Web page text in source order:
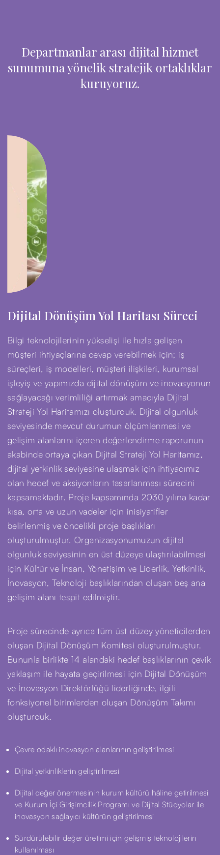
Departmanlar arası dijital hizmet
sunumuna yönelik stratejik ortaklıklar
kuruyoruz.
Dijital Dönüşüm Yol Haritası Süreci
Bilgi teknolojilerinin yükselişi ile hızla gelişen
müşteri ihtiyaçlarına cevap verebilmek için; iş
süreçleri, iş modelleri, müşteri ilişkileri, kurumsal
işleyiş ve yapımızda dijital dönüşüm ve inovasyonun
sağlayacağı verimliliği artırmak amacıyla Dijital
Strateji Yol Haritamızı oluşturduk. Dijital olgunluk
seviyesinde mevcut durumun ölçümlenmesi ve
gelişim alanlarını içeren değerlendirme raporunun
akabinde ortaya çıkan Dijital Strateji Yol Haritamız,
dijital yetkinlik seviyesine ulaşmak için ihtiyacımız
olan hedef ve aksiyonların tasarlanması sürecini
kapsamaktadır. Proje kapsamında 2030 yılına kadar
kısa, orta ve uzun vadeler için inisiyatifler
belirlenmiş ve öncelikli proje başlıkları
oluşturulmuştur. Organizasyonumuzun dijital
olgunluk seviyesinin en üst düzeye ulaştırılabilmesi
için Kültür ve İnsan, Yönetişim ve Liderlik, Yetkinlik,
İnovasyon, Teknoloji başlıklarından oluşan beş ana
gelişim alanı tespit edilmiştir.
Proje sürecinde ayrıca tüm üst düzey yöneticilerden
oluşan Dijital Dönüşüm Komitesi oluşturulmuştur.
Bununla birlikte 14 alandaki hedef başlıklarının çevik
yaklaşım ile hayata geçirilmesi için Dijital Dönüşüm
ve İnovasyon Direktörlüğü liderliğinde, ilgili
fonksiyonel birimlerden oluşan Dönüşüm Takımı
oluşturduk.
Çevre odaklı inovasyon alanlarının geliştirilmesi
Dijital yetkinliklerin geliştirilmesi
Dijital değer önermesinin kurum kültürü hâline getirilmesi
ve Kurum İçi Girişimcilik Programı ve Dijital Stüdyolar ile
inovasyon sağlayıcı kültürün geliştirilmesi
Sürdürülebilir değer üretimi için gelişmiş teknolojilerin
kullanılması